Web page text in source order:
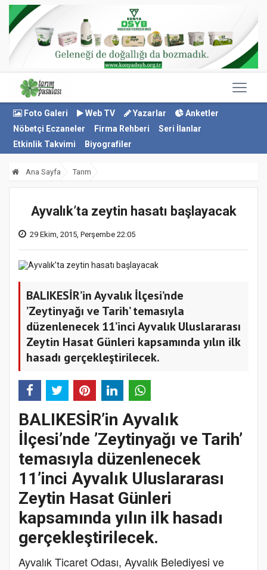
Foto Galeri Web TV Yazarlar
Anketler
Nöbetçi Eczaneler
Firma Rehberi
Seri İlanlar
Etkinlik Takvimi
Biyografiler
Ana Sayfa Tarım
Ayvalık’ta zeytin hasatı başlayacak
29 Ekim, 2015, Perşembe 22:05
BALIKESİR’in Ayvalık İlçesi’nde
’Zeytinyağı ve Tarih’ temasıyla
düzenlenecek 11’inci Ayvalık Uluslararası
Zeytin Hasat Günleri kapsamında yılın ilk
hasadı gerçekleştirilecek.
BALIKESİR’in Ayvalık
İlçesi’nde ’Zeytinyağı ve Tarih’
temasıyla düzenlenecek
11’inci Ayvalık Uluslararası
Zeytin Hasat Günleri
kapsamında yılın ilk hasadı
gerçekleştirilecek.
Ayvalık Ticaret Odası, Ayvalık Belediyesi ve